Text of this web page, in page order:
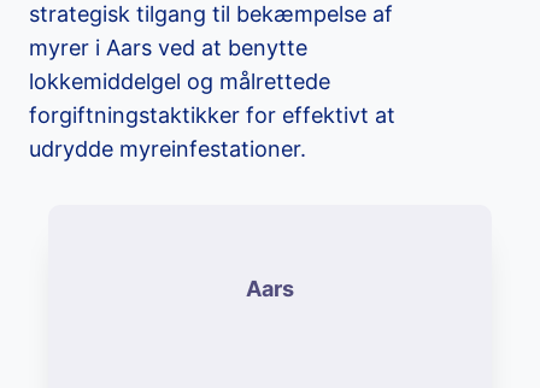
strategisk tilgang til bekæmpelse af
myrer i Aars ved at benytte
lokkemiddelgel og målrettede
forgiftningstaktikker for effektivt at
udrydde myreinfestationer.
Aars